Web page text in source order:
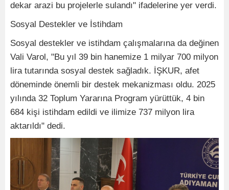
dekar arazi bu projelerle sulandı" ifadelerine yer verdi.
Sosyal Destekler ve İstihdam
Sosyal destekler ve istihdam çalışmalarına da değinen
Vali Varol, "Bu yıl 39 bin hanemize 1 milyar 700 milyon
lira tutarında sosyal destek sağladık. İŞKUR, afet
döneminde önemli bir destek mekanizması oldu. 2025
yılında 32 Toplum Yararına Program yürüttük, 4 bin
684 kişi istihdam edildi ve ilimize 737 milyon lira
aktarıldı" dedi.